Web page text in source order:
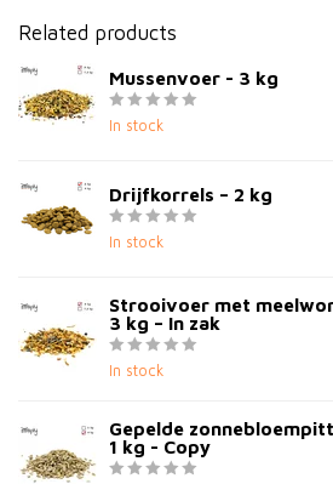
Related products
Mussenvoer - 3 kg
In stock
Drijfkorrels – 2 kg
In stock
Strooivoer met
3 kg – In zak
In stock
Gepelde
1 kg - Copy